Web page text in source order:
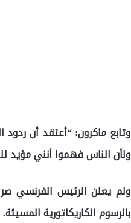
وتابع ماكرون: “أعتقد أن
ولأن الناس فهموا أنني مؤيد
ولم يعلن الرئيس الفرنسي
بالرسوم الكاريكاتورية المسيئة.